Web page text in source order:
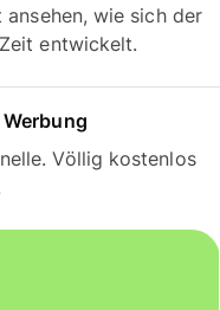
wie sich der
entwickelt.
Völlig kostenlos